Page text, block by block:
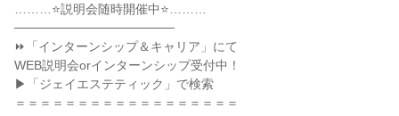
………⭐説明会随時開催中⭐………
──────────────────
⏩「インターンシップ＆キャリア」にて
WEB説明会orインターンシップ受付中！
▶「ジェイエステティック」で検索
＝＝＝＝＝＝＝＝＝＝＝＝＝＝＝＝＝＝